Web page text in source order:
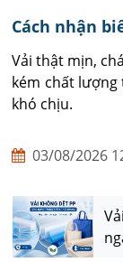
Cách nhận
Vải thật mịn,
kém chất lượng
khó chịu.
03/08/2026